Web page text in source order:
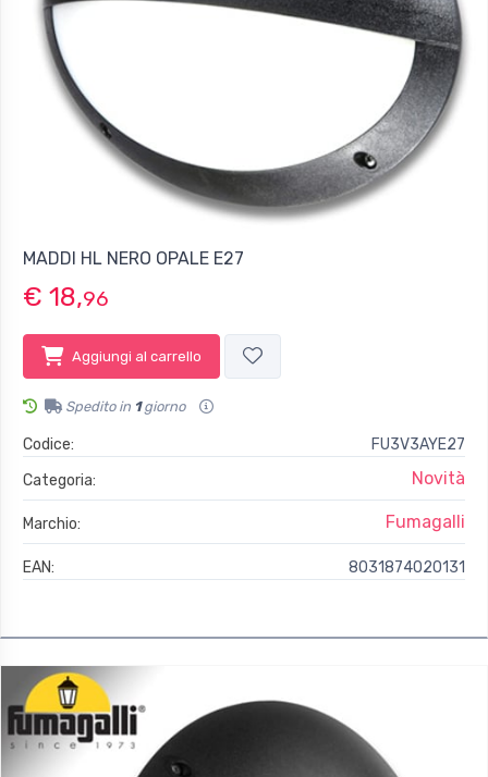
MADDI HL NERO OPALE E27
€ 18,96
Aggiungi al carrello
Spedito in 1giorno
Codice:
FU3V3AYE27
Categoria:
Novità
Marchio: Fumagalli
EAN: 8031874020131